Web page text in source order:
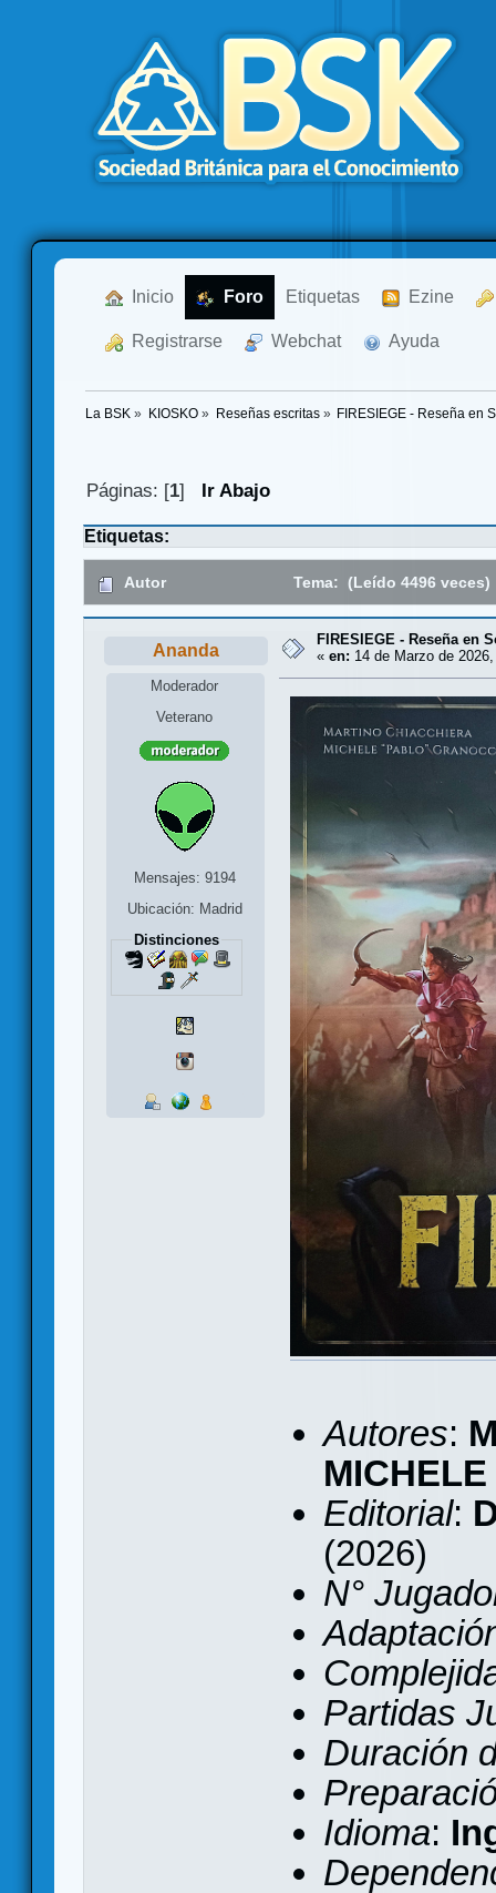
Inicio Foro Etiquetas Ezine
Registrarse Webchat Ayuda
La BSK » KIOSKO» Reseñas escritas» FIRESIEGE - Reseña en
Páginas: [1] Ir Abajo
Etiquetas:
Autor Tema: (Leído 4496 veces)
Ananda
Moderador
Veterano
Mensajes: 9194
Ubicación: Madrid
Distinciones
FIRESIEGE - Reseña en
« en: 14 de Marzo de
Autores:
Editorial:
(2026)
N°
Partidas
Duración
Idioma: